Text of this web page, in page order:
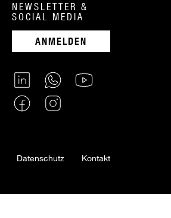
NEWSLETTER &
SOCIAL MEDIA
ANMELDEN
Datenschutz Kontakt